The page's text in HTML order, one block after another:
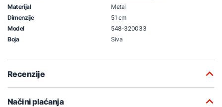
Materijal
Metal
Dimenzije
51 cm
Model
548-320033
Boja
Siva
Recenzije
Načini plaćanja